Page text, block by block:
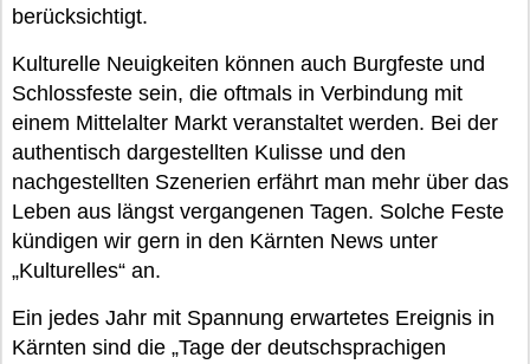
berücksichtigt.
Kulturelle Neuigkeiten können auch Burgfeste und
Schlossfeste sein, die oftmals in Verbindung mit
einem Mittelalter Markt veranstaltet werden. Bei der
authentisch dargestellten Kulisse und den
nachgestellten Szenerien erfährt man mehr über das
Leben aus längst vergangenen Tagen. Solche Feste
kündigen wir gern in den Kärnten News unter
„Kulturelles“ an.
Ein jedes Jahr mit Spannung erwartetes Ereignis in
Kärnten sind die „Tage der deutschsprachigen